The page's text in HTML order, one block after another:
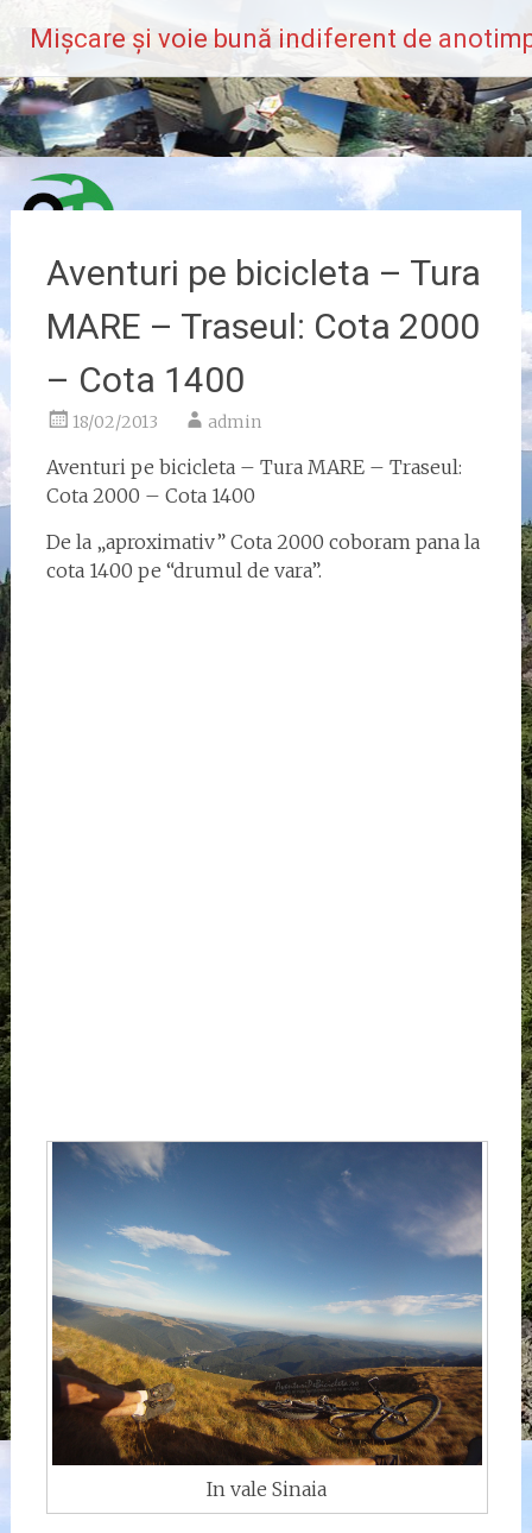
content
Mișcare și voie bună indiferent de
Aventuri pe bicicleta – Tura
MARE – Traseul: Cota 2000
– Cota 1400
18/02/2013 admin
Aventuri pe bicicleta – Tura MARE – Traseul:
Cota 2000 – Cota 1400
De la „aproximativ” Cota 2000 coboram pana la
cota 1400 pe “drumul de vara”.
In vale Sinaia